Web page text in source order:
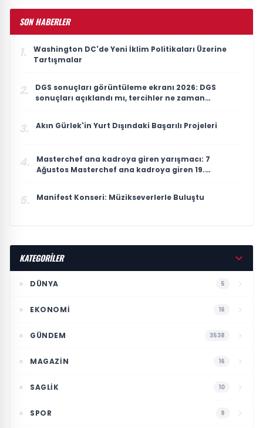
SON HABERLER
1.
Washington DC'de Yeni İklim Politikaları Üzerine
Tartışmalar
2.
DGS sonuçları görüntüleme ekranı 2026: DGS
sonuçları açıklandı mı, tercihler ne zaman
3. Akın Gürlek'in Yurt Dışındaki Başarılı Projeleri
4.
Masterchef ana kadroya giren yarışmacı: 7
Ağustos Masterchef ana kadroya giren 19.
5. Manifest Konseri: Müzikseverlerle Buluştu
KATEGORİLER
DÜNYA 5
EKONOMI 16
GÜNDEM 3538
MAGAZIN 16
SAGLIK 10
SPOR 9